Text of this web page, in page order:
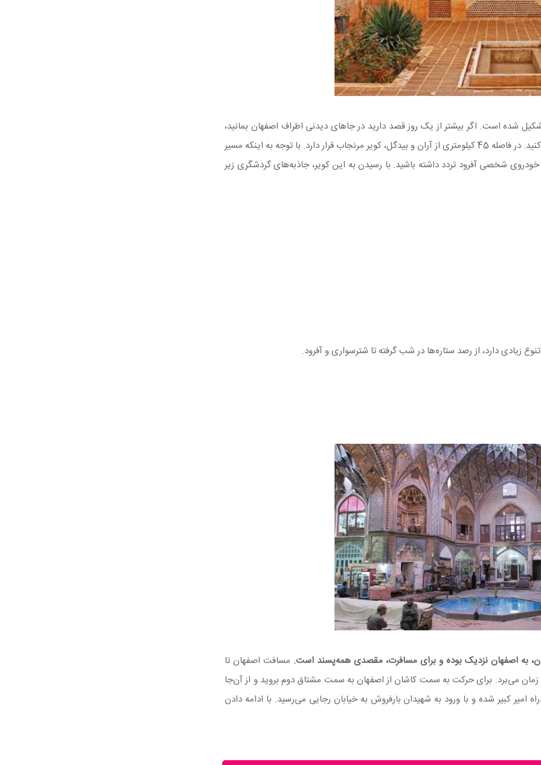
شده است. اگر بیشتر از یک روز قصد دارید در جاهای دیدنی اطراف اصفهان بمانید،
برای یکبار هم که شده، اقامت در کمپ کویر مرنجاب را تجربه کنید. در فاصله 45 کیلومتری از آران و بیدگل، کویر مرنجاب قرار دارد. با توجه به اینکه مسیر
شخصی آفرود تردد داشته باشید. با رسیدن به این کویر، جاذبه‌های گردشگری زیر
زیادی دارد، از رصد ستاره‌ها در شب گرفته تا شترسواری و آفرود.
به اصفهان نزدیک بوده و برای مسافرت، مقصدی همه‌پسند است. مسافت اصفهان تا
بوده و نزدیک به 2 ساعت و 14 دقیقه هم زمان می‌برد. برای حرکت به سمت کاشان از اصفهان به سمت مشتاق دوم بروید و از آن‌جا
امیر کبیر شده و با ورود به شهیدان بارفروش به خیابان رجایی می‌رسید. با ادامه دادن